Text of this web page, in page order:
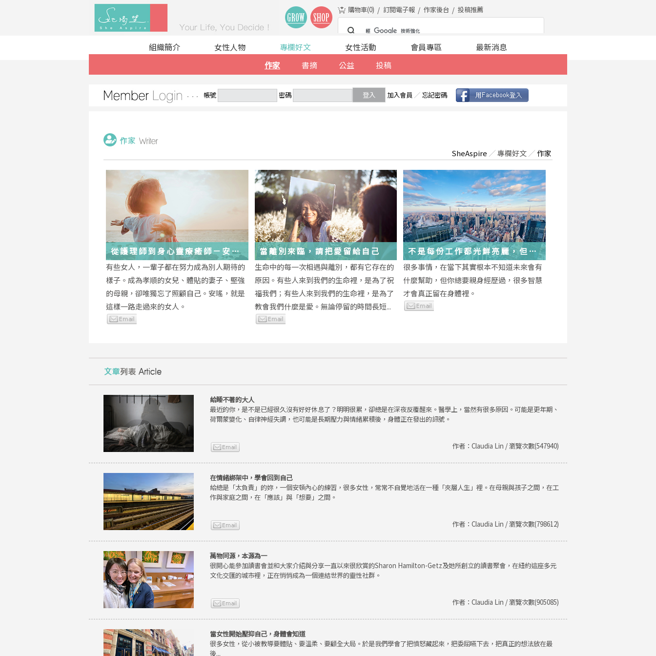
購物車(0) 訂閱電子報 作家後台 投稿推薦
組織簡介 女性人物
專欄好文
作家
書摘 公益 投稿
女性活動 會員專區 最新消息
帳號 密碼 登入 加入會員 ／ 忘記密碼
SheAspire ／專欄好文 ／ 作家
從護理師到身心靈療癒師－安
瑤：每一段低谷，都能成為重生
的起點
有些女人，一輩子都在努力成為別人期待的
樣子。成為孝順的女兒、體貼的妻子、堅強
的母親，卻唯獨忘了照顧自己。安瑤，就是
這樣一路走過來的女人。
當離別來臨，請把愛留給自己
生命中的每一次相遇與離別，都有它存在的
原因。有些人來到我們的生命裡，是為了祝
福我們；有些人來到我們的生命裡，是為了
教會我們什麼是愛。無論停留的時間長短...
不是每份工作都光鮮亮麗，但每
段經歷都在偷偷改變你
很多事情，在當下其實根本不知道未來會有
什麼幫助，但你總要親身經歷過，很多智慧
才會真正留在身體裡。
給睡不著的大人
最近的你，是不是已經很久沒有好好休息了？明明很累，卻總是在深夜反覆醒來。醫學上，當然有很多原因。可能是更年期、
荷爾蒙變化、自律神經失調，也可能是長期壓力與情緒累積後，身體正在發出的訊號。
作者：Claudia Lin / 瀏覽次數(547940)
在情緒綁架中，學會回到自己
給總是「太負責」的妳，一個安頓內心的練習，很多女性，常常不自覺地活在一種「夾層人生」裡。在母親與孩子之間，在工
作與家庭之間，在「應該」與「想要」之間。
作者：Claudia Lin / 瀏覽次數(798612)
萬物同源，本源為一
很開心能參加讀書會並和大家介紹與分享一直以來很欣賞的Sharon Hamilton-Getz及她所創立的讀書聚會，在紐約這座多元
文化交匯的城市裡，正在悄悄成為一個連結世界的靈性社群。
作者：Claudia Lin / 瀏覽次數(905085)
當女性開始壓抑自己，身體會知道
很多女性，從小被教導要體貼、要溫柔、要顧全大局。於是我們學會了把憤怒藏起來，把委屈嚥下去，把真正的想法放在最
後...